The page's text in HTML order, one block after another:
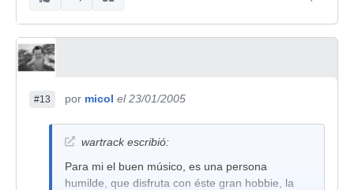
#13 por micol el 23/01/2005
wartrack escribió:
Para mi el buen músico, es una persona
humilde, que disfruta con éste gran hobbie, la